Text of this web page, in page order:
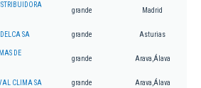
grande Madrid
SA grande Asturias
DE
grande Arava,Álava
CLIMA SA grande Arava,Álava